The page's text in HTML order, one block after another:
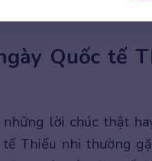
trong tiếng Anh là International
Quốc tế
lời chúc thật
Thiếu nhi thường